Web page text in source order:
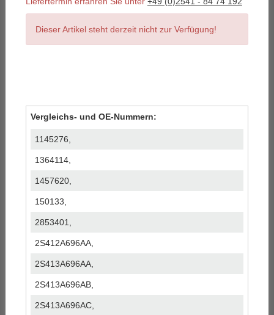
Dieser Artikel steht derzeit nicht zur Verfügung!
Vergleichs- und OE-Nummern:
1145276,
1364114,
1457620,
150133,
2853401,
2S412A696AA,
2S413A696AA,
2S413A696AB,
2S413A696AC,